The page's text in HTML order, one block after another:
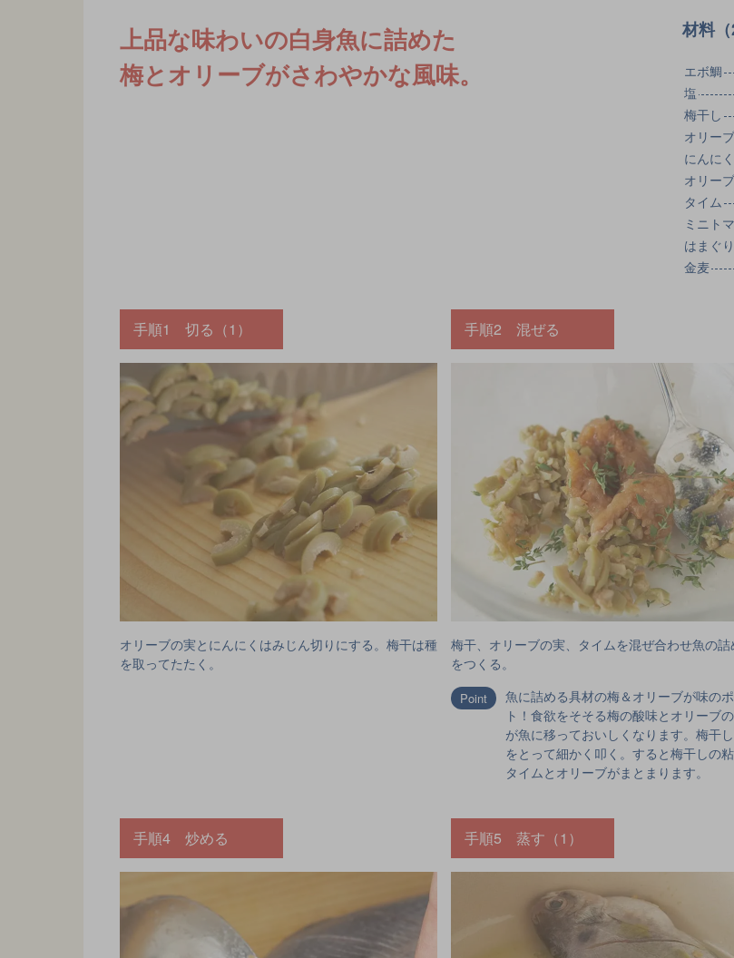
上品な味わいの白身魚に詰めた
梅とオリーブがさわやかな風味。
材料（
エボ鯛
塩
梅干し
オリー
にんにく
オリー
タイム
ミニト
はまぐり
金麦
手順1 切る（1）
オリーブの実とにんにくはみじん切りにする。梅干は種
を取ってたたく。
手順2 混ぜる
梅干、オリーブの実、タイムを混ぜ合わせ魚の
をつくる。
魚に詰める具材の梅＆オリーブが味の
ト！食欲をそそる梅の酸味とオリーブ
が魚に移っておいしくなります。梅干
をとって細かく叩く。すると梅干しの
タイムとオリーブがまとまります。
手順4 炒める 手順5 蒸す（1）